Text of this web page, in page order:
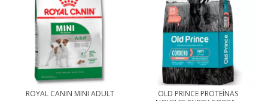
ROYAL CANIN MINI ADULT
OLD PRINCE PROTEÍNAS